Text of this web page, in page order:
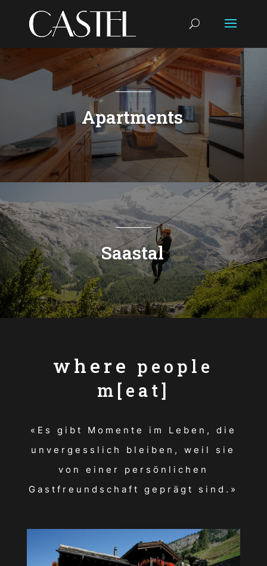
Apartments
Saastal
where people
m[eat]
«Es gibt Momente im Leben, die
unvergesslich bleiben, weil sie
von einer persönlichen
Gastfreundschaft geprägt sind.»